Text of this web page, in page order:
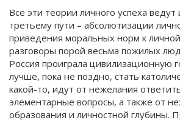
Все эти теории личного успеха
третьему пути – абсолютизации
приведения моральных норм к
разговоры порой весьма пожилых
Россия проиграла цивилизационную
лучше, пока не поздно, стать
какой-то, идут от нежелания
элементарные вопросы, а также от
образования и личностной глубины.